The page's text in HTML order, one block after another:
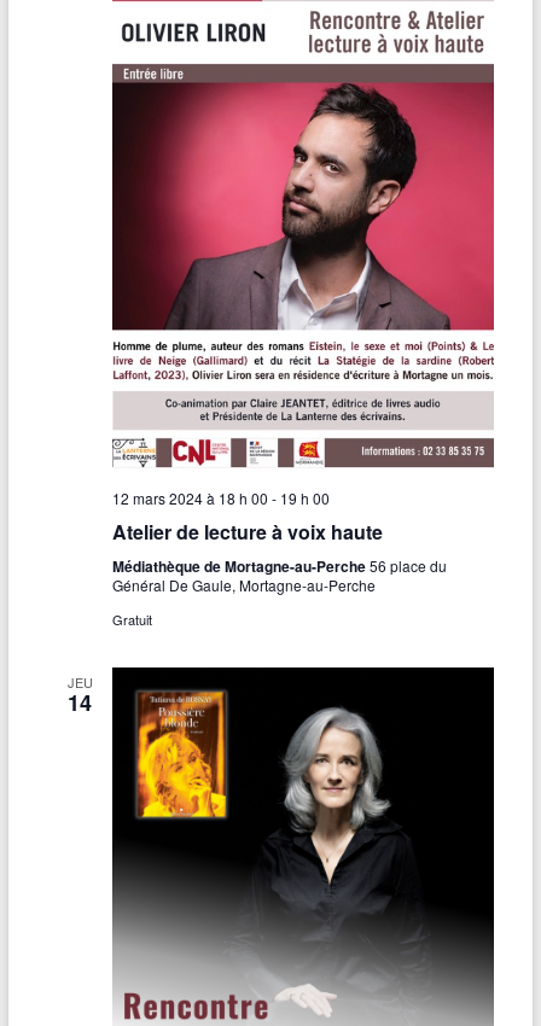
12 mars 2024 à 18 h 00 - 19 h 00
Atelier de lecture à voix haute
Médiathèque de Mortagne-au-Perche56 place du
Général De Gaule, Mortagne-au-Perche
Gratuit
JEU
14